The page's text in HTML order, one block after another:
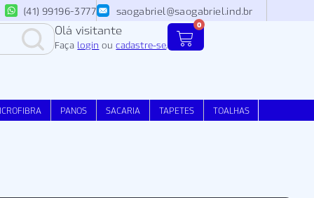
(41) 99196-3777 saogabriel@saogabriel.ind.br
Olá visitante
Faça login oucadastre-se.
0
PANOS SACARIA TAPETES TOALHAS